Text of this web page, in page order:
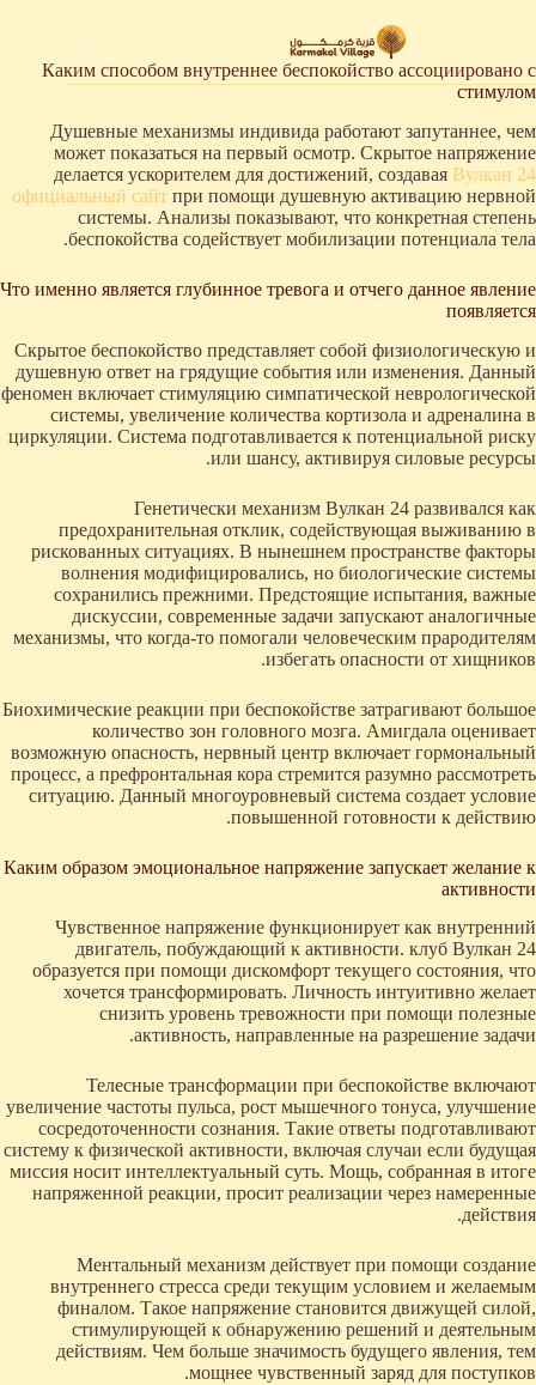
Каким способом внутреннее беспокойство ассоциировано с
стимулом
Душевные механизмы индивида работают запутаннее, чем
может показаться на первый осмотр. Скрытое напряжение
делается ускорителем для достижений, создавая Вулкан 24
официальный сайт при помощи душевную активацию нервной
системы. Анализы показывают, что конкретная степень
беспокойства содействует мобилизации потенциала тела.
Что именно является глубинное тревога и отчего данное явление
появляется
Скрытое беспокойство представляет собой физиологическую и
душевную ответ на грядущие события или изменения. Данный
феномен включает стимуляцию симпатической неврологической
системы, увеличение количества кортизола и адреналина в
циркуляции. Система подготавливается к потенциальной риску
или шансу, активируя силовые ресурсы.
Генетически механизм Вулкан 24 развивался как
предохранительная отклик, содействующая выживанию в
рискованных ситуациях. В нынешнем пространстве факторы
волнения модифицировались, но биологические системы
сохранились прежними. Предстоящие испытания, важные
дискуссии, современные задачи запускают аналогичные
механизмы, что когда-то помогали человеческим прародителям
избегать опасности от хищников.
Биохимические реакции при беспокойстве затрагивают большое
количество зон головного мозга. Амигдала оценивает
возможную опасность, нервный центр включает гормональный
процесс, а префронтальная кора стремится разумно рассмотреть
ситуацию. Данный многоуровневый система создает условие
повышенной готовности к действию.
Каким образом эмоциональное напряжение запускает желание к
активности
Чувственное напряжение функционирует как внутренний
двигатель, побуждающий к активности. клуб Вулкан 24
образуется при помощи дискомфорт текущего состояния, что
хочется трансформировать. Личность интуитивно желает
снизить уровень тревожности при помощи полезные
активность, направленные на разрешение задачи.
Телесные трансформации при беспокойстве включают
увеличение частоты пульса, рост мышечного тонуса, улучшение
сосредоточенности сознания. Такие ответы подготавливают
систему к физической активности, включая случаи если будущая
миссия носит интеллектуальный суть. Мощь, собранная в итоге
напряженной реакции, просит реализации через намеренные
действия.
Ментальный механизм действует при помощи создание
внутреннего стресса среди текущим условием и желаемым
финалом. Такое напряжение становится движущей силой,
стимулирующей к обнаружению решений и деятельным
действиям. Чем больше значимость будущего явления, тем
мощнее чувственный заряд для поступков.